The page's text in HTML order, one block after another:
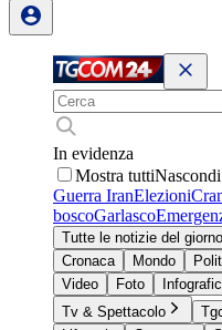
In evidenza
Mostra tuttiNascondi
Guerra IranElezioni
boscoGarlasco
Tutte le notizie del giorno
Cronaca
Mondo
Video
Foto
Tv & Spettacolo